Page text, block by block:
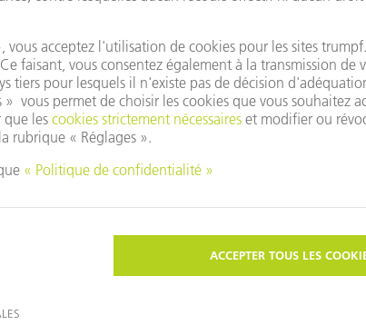
! Nous vous assistons dans votre conception de
et rapidement les paramètres de
Calculez rapidement et simplement les